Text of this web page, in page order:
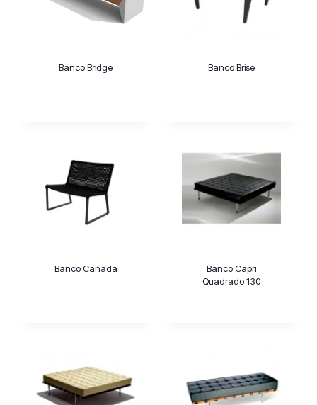
Banco Bridge Banco Brise
Banco Canadá
Banco Capri
Quadrado 130